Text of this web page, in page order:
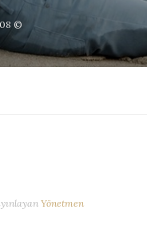
©
Yönetmen